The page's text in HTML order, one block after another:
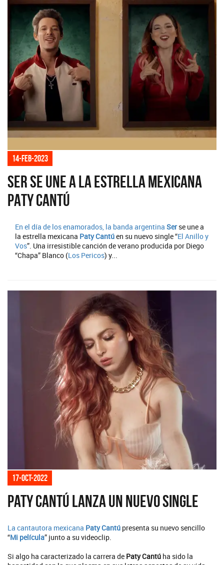
14-feb-2023
SER se une a la estrella mexicana
PATY CANTÚ
En el día de los enamorados, la banda argentina Ser se une a
la estrella mexicana Paty Cantúen su nuevo single “El Anillo y
Vos”. Una irresistible canción de verano producida por Diego
“Chapa” Blanco (Los Pericos) y...
17-oct-2022
Paty Cantú lanza un nuevo single
La cantautora mexicana Paty Cantú presenta su nuevo sencillo
“Mi película” junto a su videoclip.
Si algo ha caracterizado la carrera de Paty Cantú ha sido la